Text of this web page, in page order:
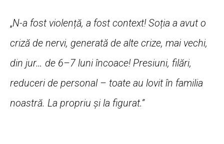
„N-a fost violență, a fost context! Soția a avut o
criză de nervi, generată de alte crize, mai vechi,
din jur… de 6–7 luni încoace! Presiuni, filări,
reduceri de personal – toate au lovit în familia
noastră. La propriu și la figurat.”